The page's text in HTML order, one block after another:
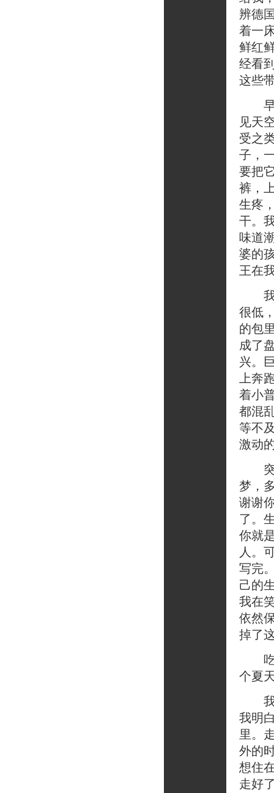
辨德
着一
鲜红
经看
这些
早
见天
受之
子，
要把
裤，
生疼
干。
味道
婆的
王在
我
很低
的包
成了
兴。
上奔
着小
都混
等不
激动
突
梦，
谢谢
了。
你就
人。
写完
己的
我在
依然
掉了
吃
个夏
我
我明
里。
外的
想住
走好